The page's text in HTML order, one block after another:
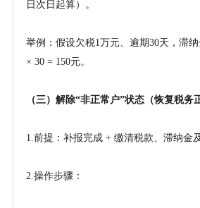
日次日起算）。
举例：假设欠税1万元、逾期30天，滞
× 30 = 150元。
（三）解除“非正常户”状态（恢复税务
1.前提：补报完成 + 缴清税款、滞纳金
2.操作步骤：